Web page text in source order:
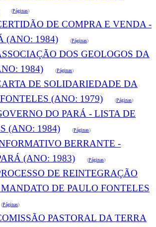
(Páginas)
DE COMPRA E VENDA -
(ANO: 1984) (Páginas)
DOS GEOLOGOS DA
1984) (Páginas)
DE SOLIDARIEDADE DA
(ANO: 1979) (Páginas)
DO PARÁ - LISTA DE
(ANO: 1984) (Páginas)
BERRANTE -
(ANO: 1983) (Páginas)
DE REINTEGRAÇÃO
DE PAULO FONTELES
Páginas)
PASTORAL DA TERRA